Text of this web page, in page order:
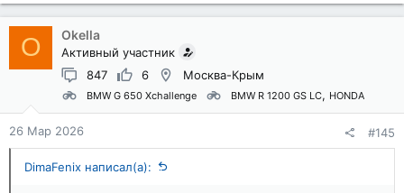
O Okella
Активный участник
847
6 Москва-Крым
BMW G 650 Xchallenge BMW R 1200 GS LC HONDA
26 Мар 2026 #145
DimaFenix написал(а):